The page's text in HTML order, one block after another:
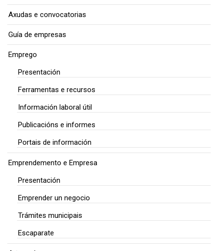
Axudas e convocatorias
Guía de empresas
Emprego
Presentación
Ferramentas e recursos
Información laboral útil
Publicacións e informes
Portais de información
Emprendemento e Empresa
Presentación
Emprender un negocio
Trámites municipais
Escaparate